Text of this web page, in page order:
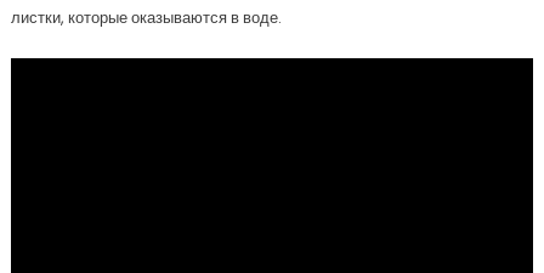
листки, которые оказываются в воде.